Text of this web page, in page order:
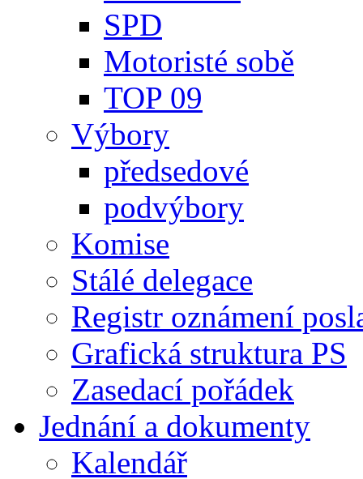
SPD
Motoristé sobě
TOP 09
Výbory
předsedové
podvýbory
Komise
Stálé delegace
Registr oznámení
Grafická struktura PS
Zasedací pořádek
Jednání a dokumenty
Kalendář